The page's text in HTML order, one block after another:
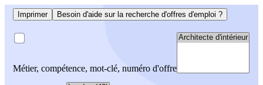
Imprimer Besoin d'aide sur la recherche d'offres d'emploi ?
Métier, compétence, mot-clé, numéro d'offre